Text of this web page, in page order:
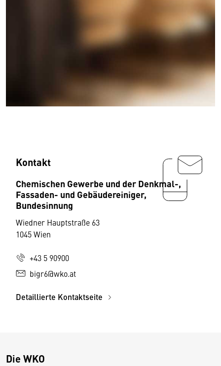
Kontakt
Chemischen Gewerbe und der Denkmal-,
Fassaden- und Gebäudereiniger,
Bundesinnung
Wiedner Hauptstraße 63
1045 Wien
+43 5 90900
bigr6@wko.at
Detaillierte Kontaktseite
Die WKO